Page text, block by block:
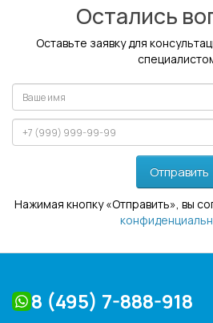
Остались
Оставьте заявку для
Отправить
Нажимая кнопку «Отправить», вы
8 (495) 7-888-918